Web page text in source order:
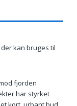
kan bruges til
fjorden
har styrket